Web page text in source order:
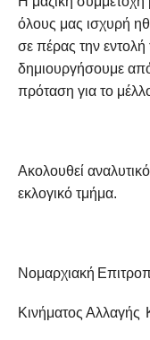
όλους μας ισχυρή
σε πέρας την
δημιουργήσουμε
πρόταση για το
Ακολουθεί
εκλογικό τμήμα.
Νομαρχιακή
Κινήματος Αλλαγής